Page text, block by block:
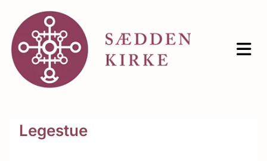
Legestue